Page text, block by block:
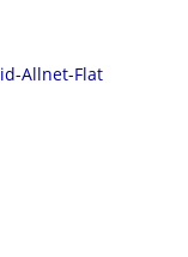
Allnet-Flat